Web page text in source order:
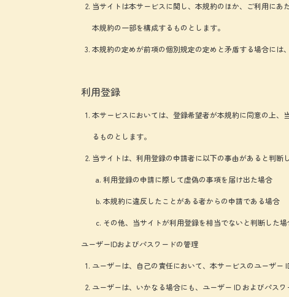
当サイトは本サービスに関し、本規約のほか、ご利用にあ
本規約の一部を構成するものとします。
本規約の定めが前項の個別規定の定めと矛盾する場合には
利用登録
本サービスにおいては、登録希望者が本規約に同意の上
るものとします。
当サイトは、利用登録の申請者に以下の事由があると判断
利用登録の申請に際して虚偽の事項を届け出た場合
本規約に違反したことがある者からの申請である場合
その他、当サイトが利用登録を相当でないと判断した場
ユーザーIDおよびパスワードの管理
ユーザーは、自己の責任において、本サービスのユーザー
ユーザーは、いかなる場合にも、ユーザー ID およびパス